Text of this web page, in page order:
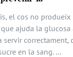
el cos no produeix
ajuda la glucosa
servir correctament,
en la sang. …